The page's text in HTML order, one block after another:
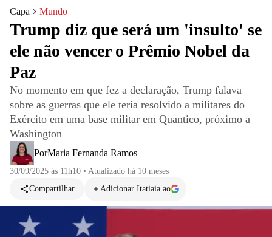
Capa Mundo
Trump diz que será um 'insulto' se
ele não vencer o Prêmio Nobel da
Paz
No momento em que fez a declaração, Trump falava
sobre as guerras que ele teria resolvido a militares do
Exército em uma base militar em Quantico, próximo a
Washington
PorMaria Fernanda Ramos
30/09/2025 às 11h10 • Atualizado há 10 meses
Compartilhar
Adicionar Itatiaia ao